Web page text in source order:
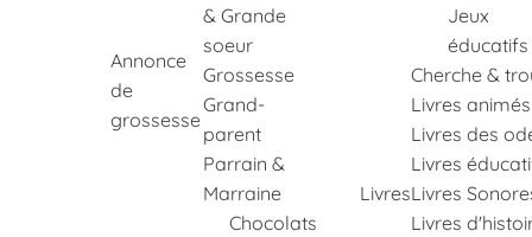
Annonce
de
grossesse
& Grande
soeur
Grossesse
Grand-
parent
Parrain &
Marraine
Chocolats
Jeux
éducatifs
Livres
Cherche &
Livres animés
Livres des
Livres
Livres
Livres